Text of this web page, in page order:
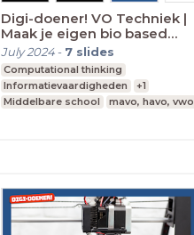
Digi-doener! VO Techniek |
Maak je eigen bio based
design!
July 2024- 7 slides
Computational thinking
Informatievaardigheden
+1
Middelbare school
mavo, havo, vwo